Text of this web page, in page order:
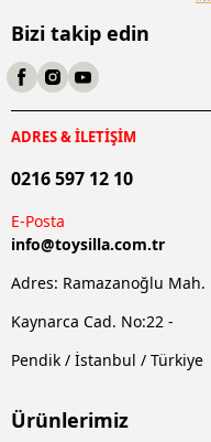
Bizi takip edin
ADRES & İLETİŞİM
0216 597 12 10
E-Posta
info@toysilla.com.tr
Adres: Ramazanoğlu Mah.
Kaynarca Cad. No:22 -
Pendik / İstanbul / Türkiye
Ürünlerimiz